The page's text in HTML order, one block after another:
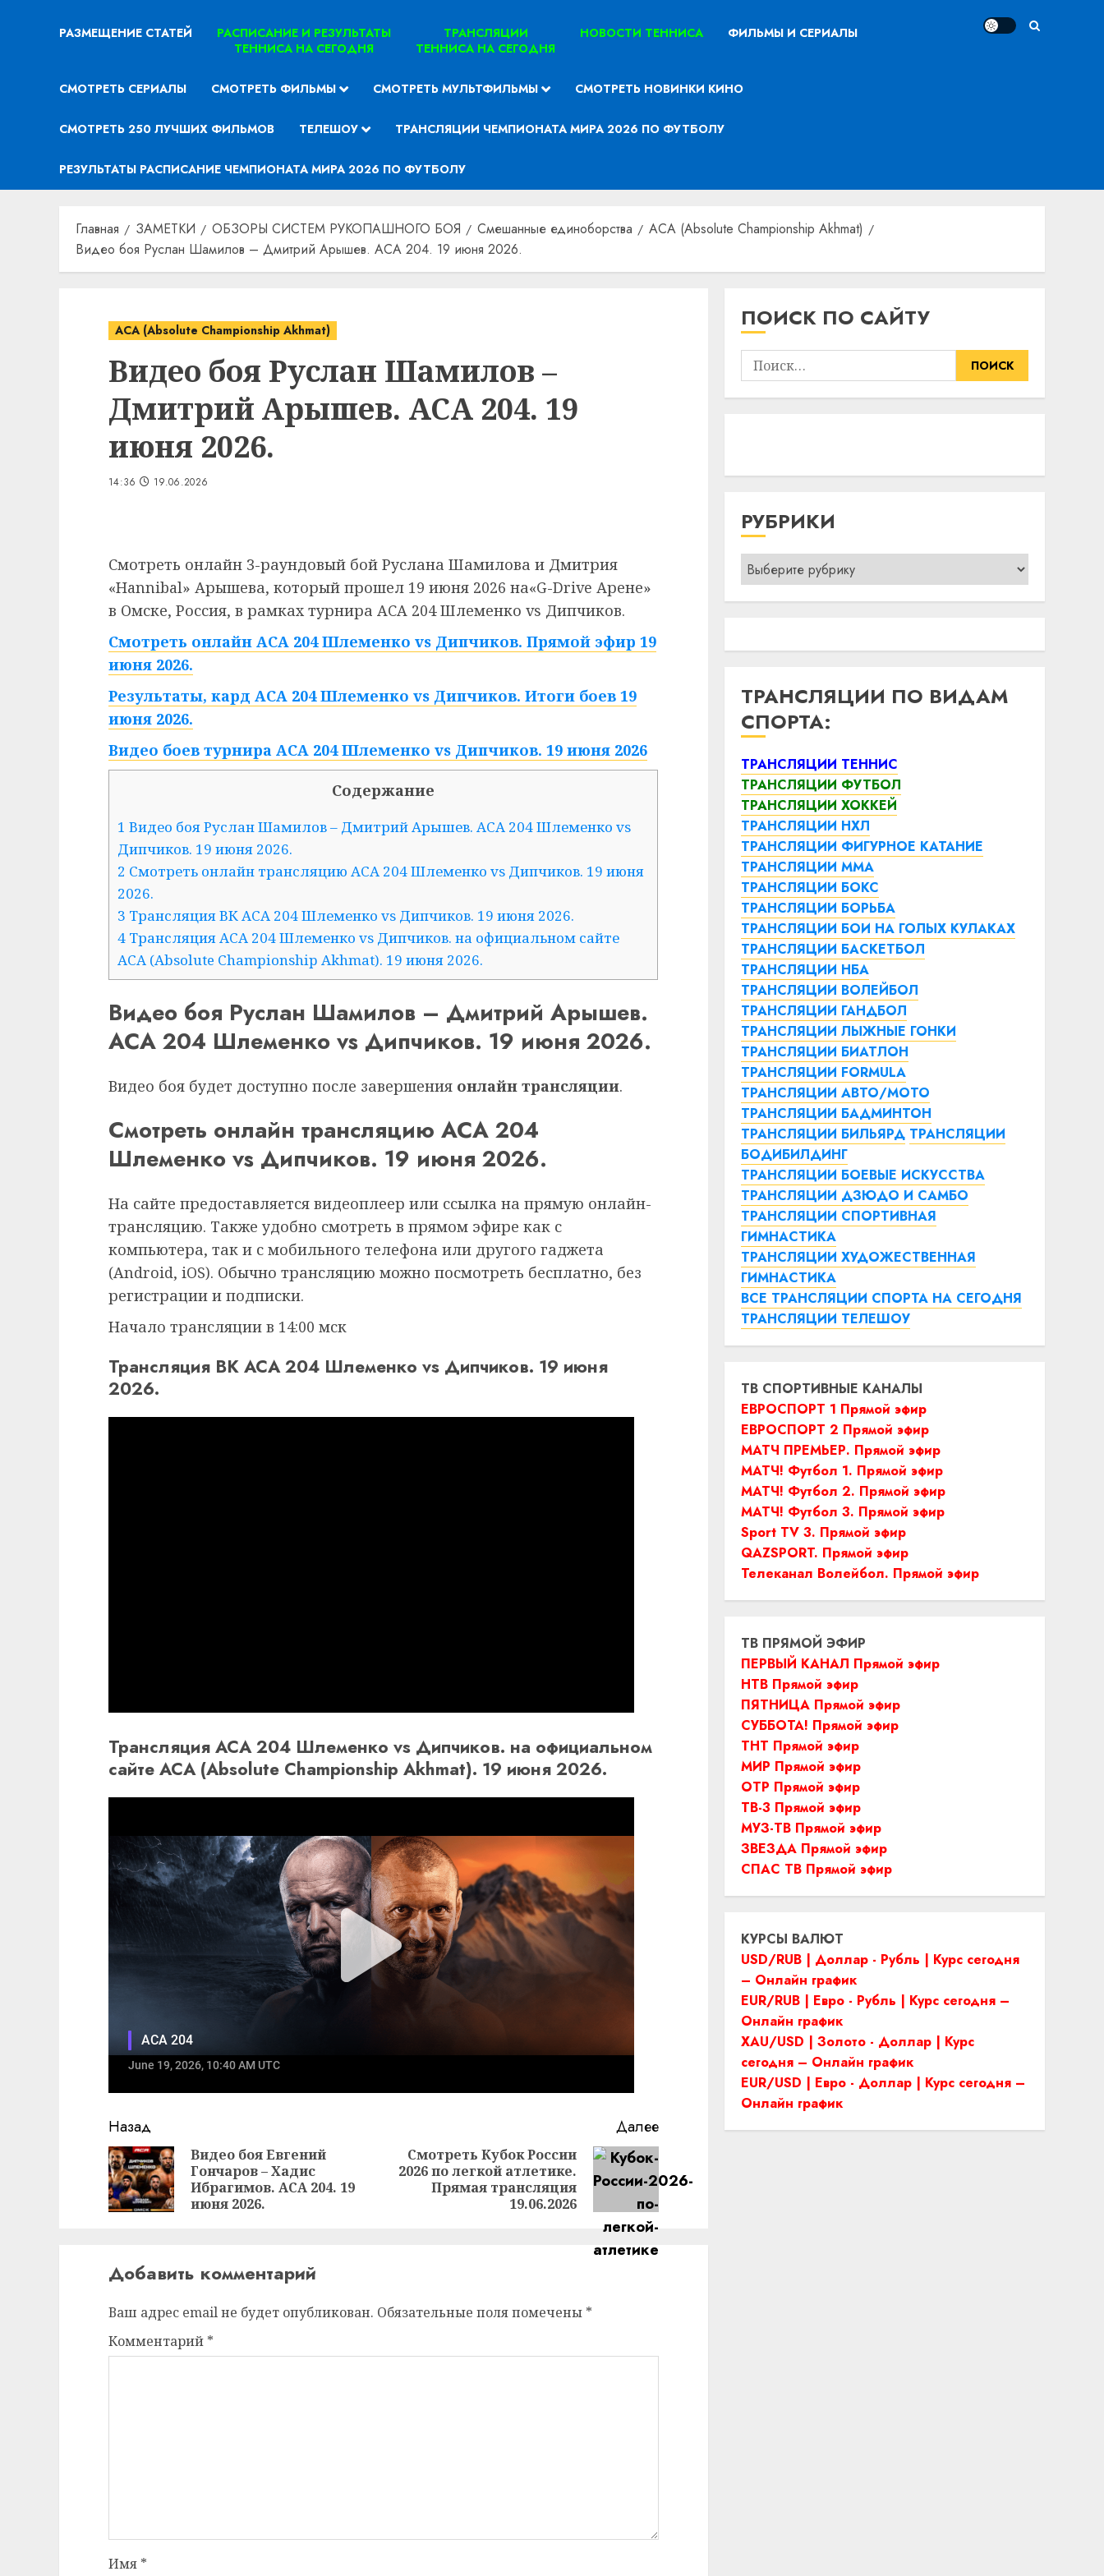
РАЗМЕЩЕНИЕ СТАТЕЙ
РАСПИСАНИЕ И РЕЗУЛЬТАТЫ
ТЕННИСА НА СЕГОДНЯ
ТРАНСЛЯЦИИ
ТЕННИСА НА СЕГОДНЯ
НОВОСТИ ТЕННИСА ФИЛЬМЫ И СЕРИАЛЫ
СМОТРЕТЬ СЕРИАЛЫ СМОТРЕТЬ ФИЛЬМЫ СМОТРЕТЬ МУЛЬТФИЛЬМЫ СМОТРЕТЬ НОВИНКИ КИНО
СМОТРЕТЬ 250 ЛУЧШИХ ФИЛЬМОВ ТЕЛЕШОУ ТРАНСЛЯЦИИ ЧЕМПИОНАТА МИРА 2026 ПО ФУТБОЛУ
РЕЗУЛЬТАТЫ РАСПИСАНИЕ ЧЕМПИОНАТА МИРА 2026 ПО ФУТБОЛУ
Главная ЗАМЕТКИ ОБЗОРЫ СИСТЕМ РУКОПАШНОГО БОЯ Смешанные единоборства
ACA (Absolute Championship Akhmat)
Видео боя Руслан Шамилов – Дмитрий Арышев. ACA 204. 19 июня 2026.
ACA (Absolute Championship Akhmat)
Видео боя Руслан Шамилов –
Дмитрий Арышев. ACA 204. 19
июня 2026.
14:36 19.06.2026
Смотреть онлайн 3-раундовый бой Руслана Шамилова и Дмитрия
«Hannibal» Арышева, который прошел 19 июня 2026 на«G-Drive Арене»
в Омске, Россия, в рамках турнира ACA 204 Шлеменко vs Дипчиков.
Смотреть онлайн ACA 204 Шлеменко vs Дипчиков. Прямой эфир 19
июня 2026.
Результаты, кард ACA 204 Шлеменко vs Дипчиков. Итоги боев 19
июня 2026.
Видео боев турнира ACA 204 Шлеменко vs Дипчиков. 19 июня 2026
Содержание
1 Видео боя Руслан Шамилов – Дмитрий Арышев. ACA 204 Шлеменко vs
Дипчиков. 19 июня 2026.
2 Смотреть онлайн трансляцию ACA 204 Шлеменко vs Дипчиков. 19 июня
2026.
3 Трансляция ВК ACA 204 Шлеменко vs Дипчиков. 19 июня 2026.
4 Трансляция ACA 204 Шлеменко vs Дипчиков. на официальном сайте
ACA (Absolute Championship Akhmat). 19 июня 2026.
Видео боя Руслан Шамилов – Дмитрий Арышев.
ACA 204 Шлеменко vs Дипчиков. 19 июня 2026.
Видео боя будет доступно после завершения онлайн трансляции.
Смотреть онлайн трансляцию ACA 204
Шлеменко vs Дипчиков. 19 июня 2026.
На сайте предоставляется видеоплеер или ссылка на прямую онлайн-
трансляцию. Также удобно смотреть в прямом эфире как с
компьютера, так и с мобильного телефона или другого гаджета
(Android, iOS). Обычно трансляцию можно посмотреть бесплатно, без
регистрации и подписки.
Начало трансляции в 14:00 мск
Трансляция ВК ACA 204 Шлеменко vs Дипчиков. 19 июня
2026.
Трансляция ACA 204 Шлеменко vs Дипчиков. на официальном
сайте ACA (Absolute Championship Akhmat). 19 июня 2026.
Продолжить
чтение
Назад
Предыдущая
запись:
Видео боя Евгений
Гончаров – Хадис
Ибрагимов. ACA 204. 19
июня 2026.
Далее
Следующая
запись:
Смотреть Кубок России
2026 по легкой атлетике.
Прямая трансляция
19.06.2026
Добавить комментарий
Ваш адрес email не будет опубликован. Обязательные поля помечены *
Комментарий *
Имя *
ПОИСК ПО САЙТУ
Найти:
РУБРИКИ
Рубрики
ТРАНСЛЯЦИИ ПО ВИДАМ
СПОРТА:
ТРАНСЛЯЦИИ ТЕННИС
ТРАНСЛЯЦИИ ФУТБОЛ
ТРАНСЛЯЦИИ ХОККЕЙ
ТРАНСЛЯЦИИ НХЛ
ТРАНСЛЯЦИИ ФИГУРНОЕ КАТАНИЕ
ТРАНСЛЯЦИИ ММА
ТРАНСЛЯЦИИ БОКС
ТРАНСЛЯЦИИ БОРЬБА
ТРАНСЛЯЦИИ БОИ НА ГОЛЫХ КУЛАКАХ
ТРАНСЛЯЦИИ БАСКЕТБОЛ
ТРАНСЛЯЦИИ НБА
ТРАНСЛЯЦИИ ВОЛЕЙБОЛ
ТРАНСЛЯЦИИ ГАНДБОЛ
ТРАНСЛЯЦИИ ЛЫЖНЫЕ ГОНКИ
ТРАНСЛЯЦИИ БИАТЛОН
ТРАНСЛЯЦИИ FORMULA
ТРАНСЛЯЦИИ АВТО/МОТО
ТРАНСЛЯЦИИ БАДМИНТОН
ТРАНСЛЯЦИИ БИЛЬЯРД ТРАНСЛЯЦИИ
БОДИБИЛДИНГ
ТРАНСЛЯЦИИ БОЕВЫЕ ИСКУССТВА
ТРАНСЛЯЦИИ ДЗЮДО И САМБО
ТРАНСЛЯЦИИ СПОРТИВНАЯ
ГИМНАСТИКА
ТРАНСЛЯЦИИ ХУДОЖЕСТВЕННАЯ
ГИМНАСТИКА
ВСЕ ТРАНСЛЯЦИИ СПОРТА НА СЕГОДНЯ
ТРАНСЛЯЦИИ ТЕЛЕШОУ
ТВ СПОРТИВНЫЕ КАНАЛЫ
ЕВРОСПОРТ 1 Прямой эфир
ЕВРОСПОРТ 2 Прямой эфир
МАТЧ ПРЕМЬЕР. Прямой эфир
МАТЧ! Футбол 1. Прямой эфир
МАТЧ! Футбол 2. Прямой эфир
МАТЧ! Футбол 3. Прямой эфир
Sport TV 3. Прямой эфир
QAZSPORT. Прямой эфир
Телеканал Волейбол. Прямой эфир
ТВ ПРЯМОЙ ЭФИР
ПЕРВЫЙ КАНАЛ Прямой эфир
НТВ Прямой эфир
ПЯТНИЦА Прямой эфир
СУББОТА! Прямой эфир
ТНТ Прямой эфир
МИР Прямой эфир
ОТР Прямой эфир
ТВ-3 Прямой эфир
МУЗ-ТВ Прямой эфир
ЗВЕЗДА Прямой эфир
СПАС ТВ Прямой эфир
КУРСЫ ВАЛЮТ
USD/RUB | Доллар - Рубль | Курс сегодня
– Онлайн график
EUR/RUB | Евро - Рубль | Курс сегодня –
Онлайн график
XAU/USD | Золото - Доллар | Курс
сегодня – Онлайн график
EUR/USD | Евро - Доллар | Курс сегодня –
Онлайн график